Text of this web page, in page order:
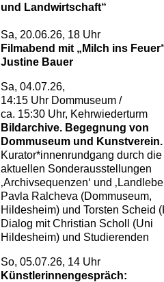
und Landwirtschaft“
Sa, 20.06.26, 18 Uhr
Filmabend mit „Milch ins
Justine Bauer
Sa, 04.07.26,
14:15 Uhr Dommuseum /
ca. 15:30 Uhr, Kehrwiederturm
Bildarchive. Begegnung von
Dommuseum und Kunstverein.
Kurator*innenrundgang durch die
aktuellen Sonderausstellungen
‚Archivsequenzen‘ und
Pavla Ralcheva (Dommuseum,
Hildesheim) und Torsten Scheid
Dialog mit Christian Scholl (Uni
Hildesheim) und Studierenden
So, 05.07.26, 14 Uhr
Künstlerinnengespräch: